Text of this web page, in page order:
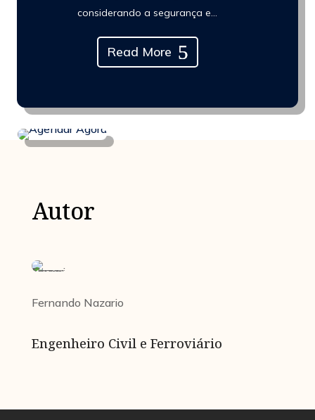
considerando a segurança e...
Read More
Autor
Fernando Nazario
Engenheiro Civil e Ferroviário